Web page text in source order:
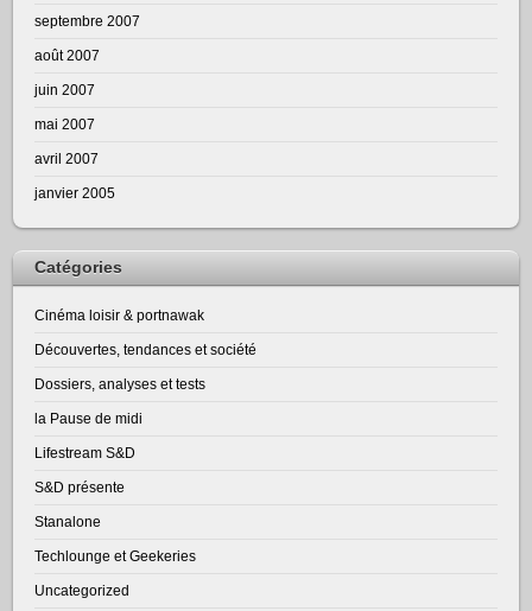
septembre 2007
août 2007
juin 2007
mai 2007
avril 2007
janvier 2005
Catégories
Cinéma loisir & portnawak
Découvertes, tendances et société
Dossiers, analyses et tests
la Pause de midi
Lifestream S&D
S&D présente
Stanalone
Techlounge et Geekeries
Uncategorized